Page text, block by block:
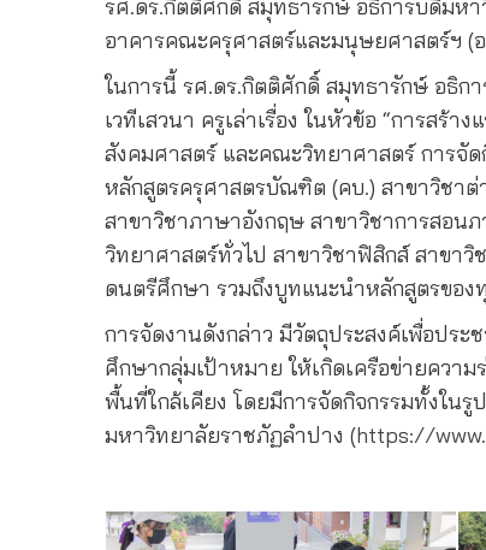
รศ.ดร.กิตติศักดิ์ สมุทธารักษ์ อธิการบดีมหา
อาคารคณะครุศาสตร์และมนุษยศาสตร์ฯ (
ในการนี้ รศ.ดร.กิตติศักดิ์ สมุทธารักษ์ อธิก
เวทีเสวนา ครูเล่าเรื่อง ในหัวข้อ “การส
สังคมศาสตร์ และคณะวิทยาศาสตร์ การจัด
หลักสูตรครุศาสตรบัณฑิต (คบ.) สาขาวิชา
สาขาวิชาภาษาอังกฤษ สาขาวิชาการสอน
วิทยาศาสตร์ทั่วไป สาขาวิชาฟิสิกส์ สาขา
ดนตรีศึกษา รวมถึงบูทแนะนำหลักสูตรขอ
การจัดงานดังกล่าว มีวัตถุประสงค์เพื่อปร
ศึกษากลุ่มเป้าหมาย ให้เกิดเครือข่ายควา
พื้นที่ใกล้เคียง โดยมีการจัดกิจกรรมทั้งในรู
มหาวิทยาลัยราชภัฏลำปาง (https://